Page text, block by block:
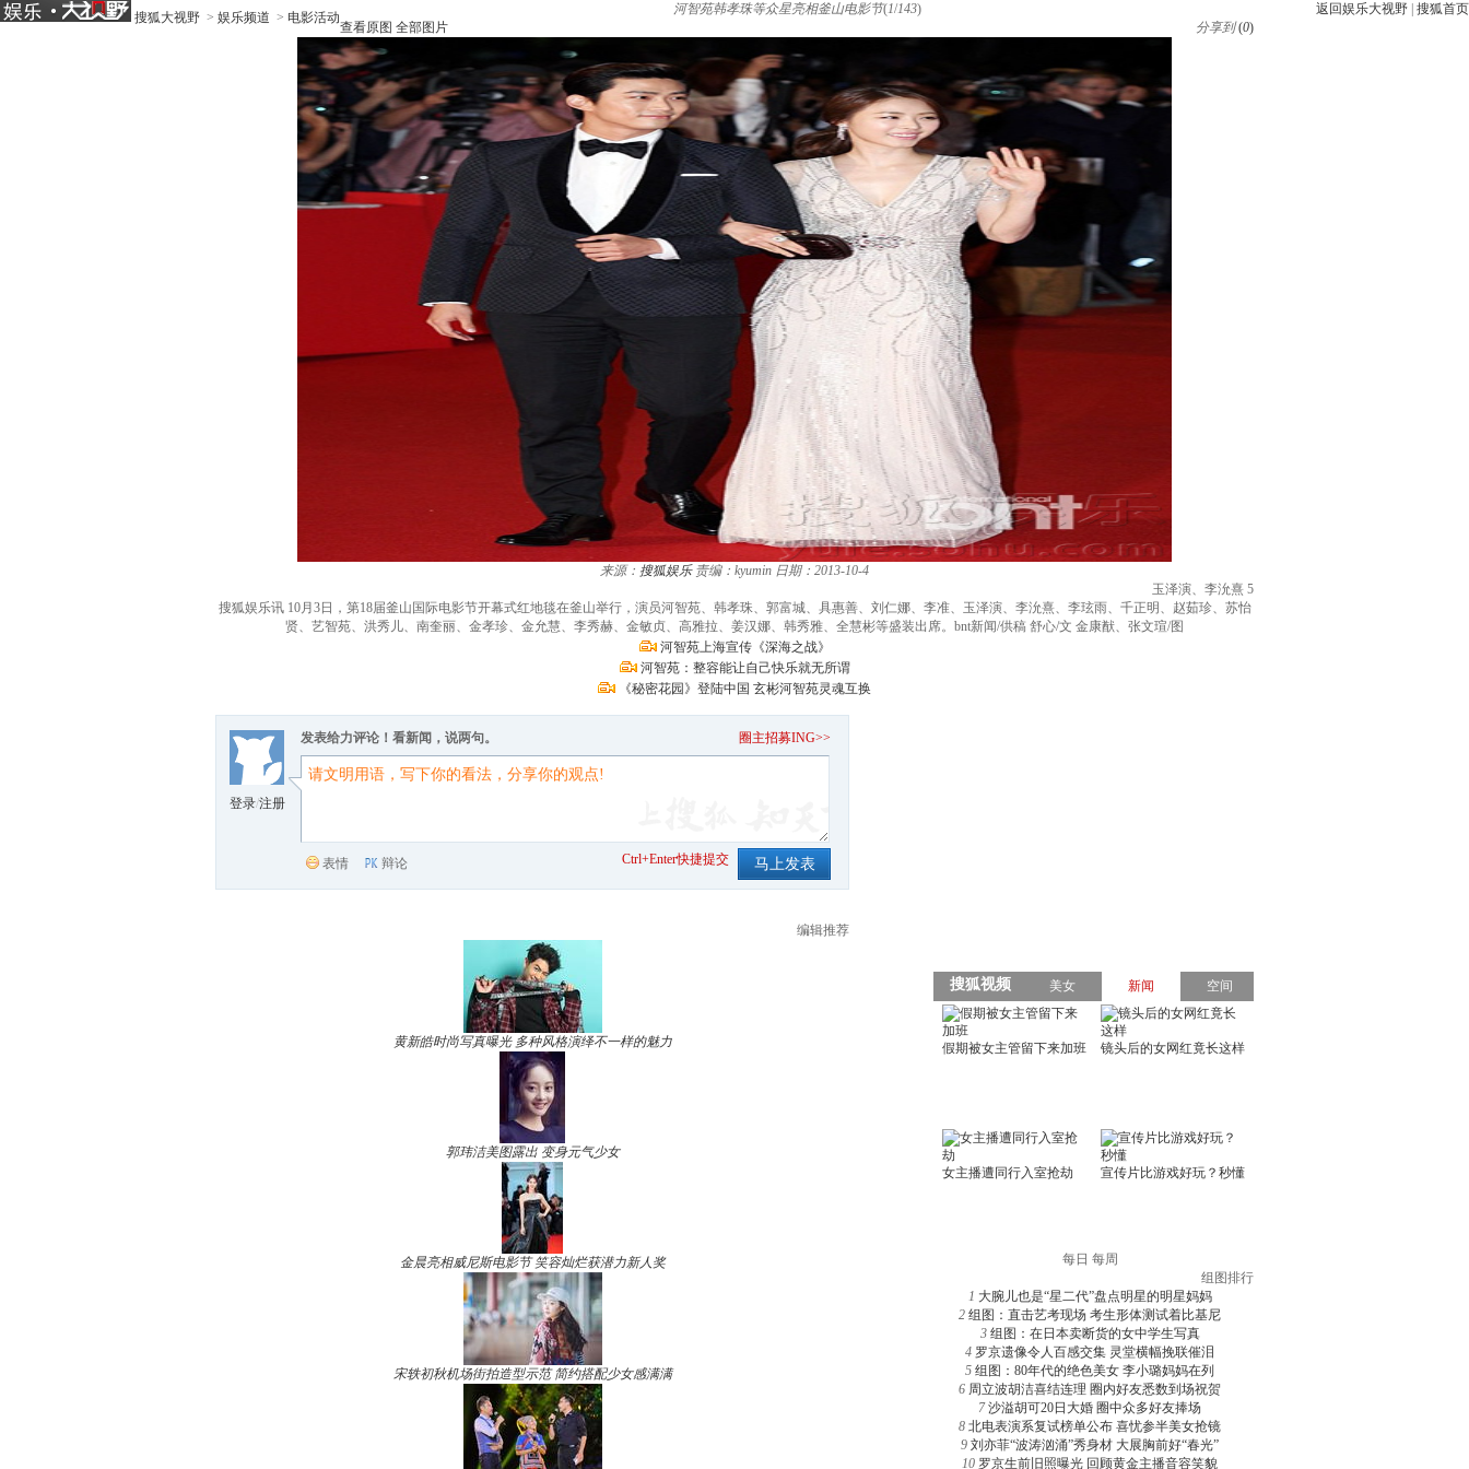
搜狐大视野 > 娱乐频道 > 电影活动
返回娱乐大视野 搜狐首页
河智苑韩孝珠等众星亮相釜山电影节(1/143)
查看原图 全部图片 分享到 (0)
来源： 搜狐娱乐 责编：kyumin 日期：2013-10-4
玉泽演、李沇熹 5
搜狐娱乐讯 10月3日，第18届釜山国际电影节开幕式红地毯在釜山举行，演员河智苑、韩孝珠、郭富城、具惠善、刘仁娜、李准、玉泽演、李沇熹、李玹雨、千正明、赵茹珍、苏怡
贤、艺智苑、洪秀儿、南奎丽、金孝珍、金允慧、李秀赫、金敏贞、高雅拉、姜汉娜、韩秀雅、全慧彬等盛装出席。bnt新闻/供稿 舒心/文 金康猷、张文瑄/图
河智苑上海宣传《深海之战》
河智苑：整容能让自己快乐就无所谓
《秘密花园》登陆中国 玄彬河智苑灵魂互换
登录/注册
发表给力评论！看新闻，说两句。 圈主招募ING>>
表情 辩论 Ctrl+Enter快捷提交
编辑推荐
黄新皓时尚写真曝光 多种风格演绎不一样的魅力
郭玮洁美图露出 变身元气少女
金晨亮相威尼斯电影节 笑容灿烂获潜力新人奖
宋轶初秋机场街拍造型示范 简约搭配少女感满满
每日 每周
组图排行
1 大腕儿也是“星二代”盘点明星的明星妈妈
2 组图：直击艺考现场 考生形体测试着比基尼
3 组图：在日本卖断货的女中学生写真
4 罗京遗像令人百感交集 灵堂横幅挽联催泪
5 组图：80年代的绝色美女 李小璐妈妈在列
6 周立波胡洁喜结连理 圈内好友悉数到场祝贺
7 沙溢胡可20日大婚 圈中众多好友捧场
8 北电表演系复试榜单公布 喜忧参半美女抢镜
9 刘亦菲“波涛汹涌”秀身材 大展胸前好“春光”
10 罗京生前旧照曝光 回顾黄金主播音容笑貌